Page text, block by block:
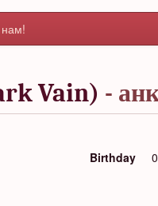
Vain) -
Birthday